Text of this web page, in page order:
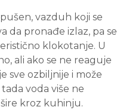
vazduh koji se
da pronađe izlaz, pa se
klokotanje. U
ali ako se ne reaguje
sve ozbiljnije i može
voda više ne
kroz kuhinju.